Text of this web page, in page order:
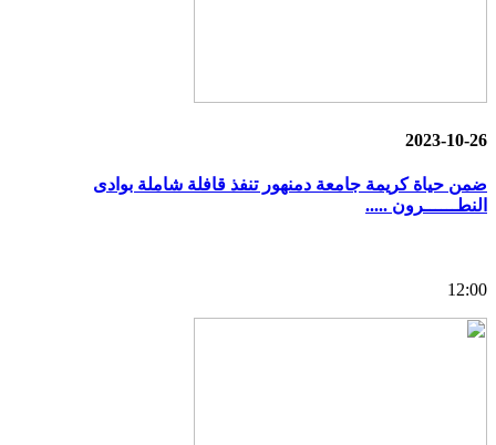
2023-10-26
ضمن حياة كريمة جامعة دمنهور تنفذ قافلة شاملة بوادى
النطــــــرون .....
12:00